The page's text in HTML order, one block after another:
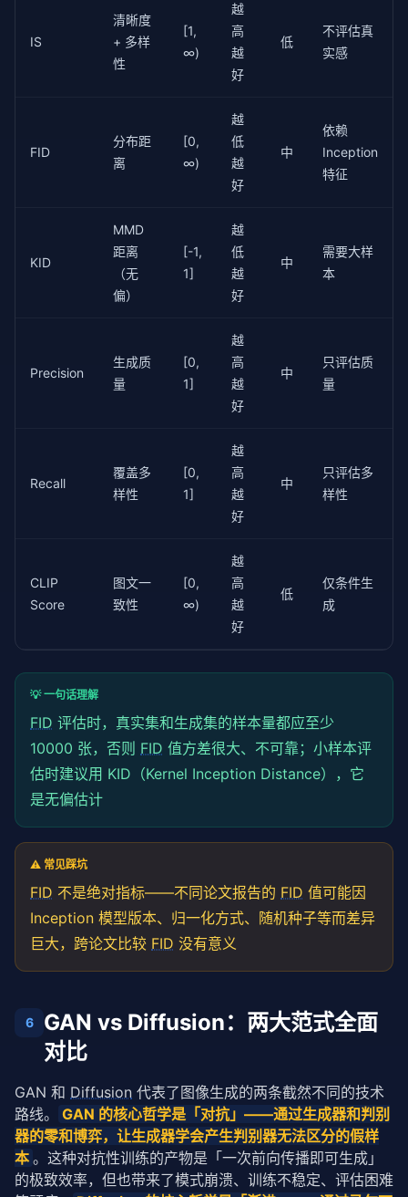
        nn_fake = NearestNeighbors(n_neighbors=
dists_fake, _ =
        radii_fake = dists_fake[:, -
dists_fake_to_real, _ =
        precision = np.mean(dists_fake_to_real[:,
# Recall: 每个真实样本是否在生成了流形内
dists_real_to_fake, _ =
return float(precision), float(recall)
# 典型 FID 参考值
fid_benchmarks = {
"Guided Diffusion (ImageNet 256x256)"
"DALL-E 2": 10.39 ,
"Stable Diffusion v1.4"
: 9.63
: 7.71
for model, fid in
sorted(fid_benchmarks.items(),
    print(
f"  {model:<45} FID: {fid:.2f}")
IS
清晰度
+ 多样
性
[1,
∞)
越
高
越
好
低
不评估真
实感
FID
分布距
离
[0,
∞)
越
低
越
好
中
依赖
Inception
特征
KID
MMD
距离
（无
偏）
[-1,
1]
越
低
越
好
中
需要大样
本
Precision
生成质
量
[0,
1]
越
高
越
好
中
只评估质
量
Recall
覆盖多
样性
[0,
1]
越
高
越
好
中
只评估多
样性
CLIP
Score
图文一
致性
[0,
∞)
越
高
越
好
低
仅条件生
成
💡 一句话理解
FID 评估时，真实集和生成集的样本量都应至少
10000 张，否则 FID 值方差很大、不可靠；小样本评
估时建议用 KID（Kernel Inception Distance），它
是无偏估计
⚠️ 常见踩坑
FID 不是绝对指标——不同论文报告的 FID 值可能因
Inception 模型版本、归一化方式、随机种子等而差异
巨大，跨论文比较 FID 没有意义
6
GAN vs Diffusion：两大范式全面
对比
GAN 和 Diffusion 代表了图像生成的两条截然不同的技术
路线。
GAN 的核心哲学是「对抗」——通过生成器和判别
器的零和博弈，让生成器学会产生判别器无法区分的假样
本 。这种对抗性训练的产物是「一次前向传播即可生成」
的极致效率，但也带来了模式崩溃、训练不稳定、评估困难